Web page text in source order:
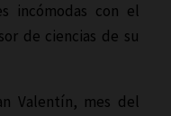
incómodas con el
de ciencias de su
Valentín, mes del